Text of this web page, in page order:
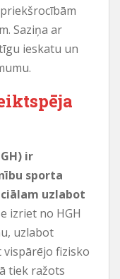
Saziņa ar
ieskatu un
ir
sporta
uzlabot
izriet no HGH
uzlabot
fizisko
tiek ražots